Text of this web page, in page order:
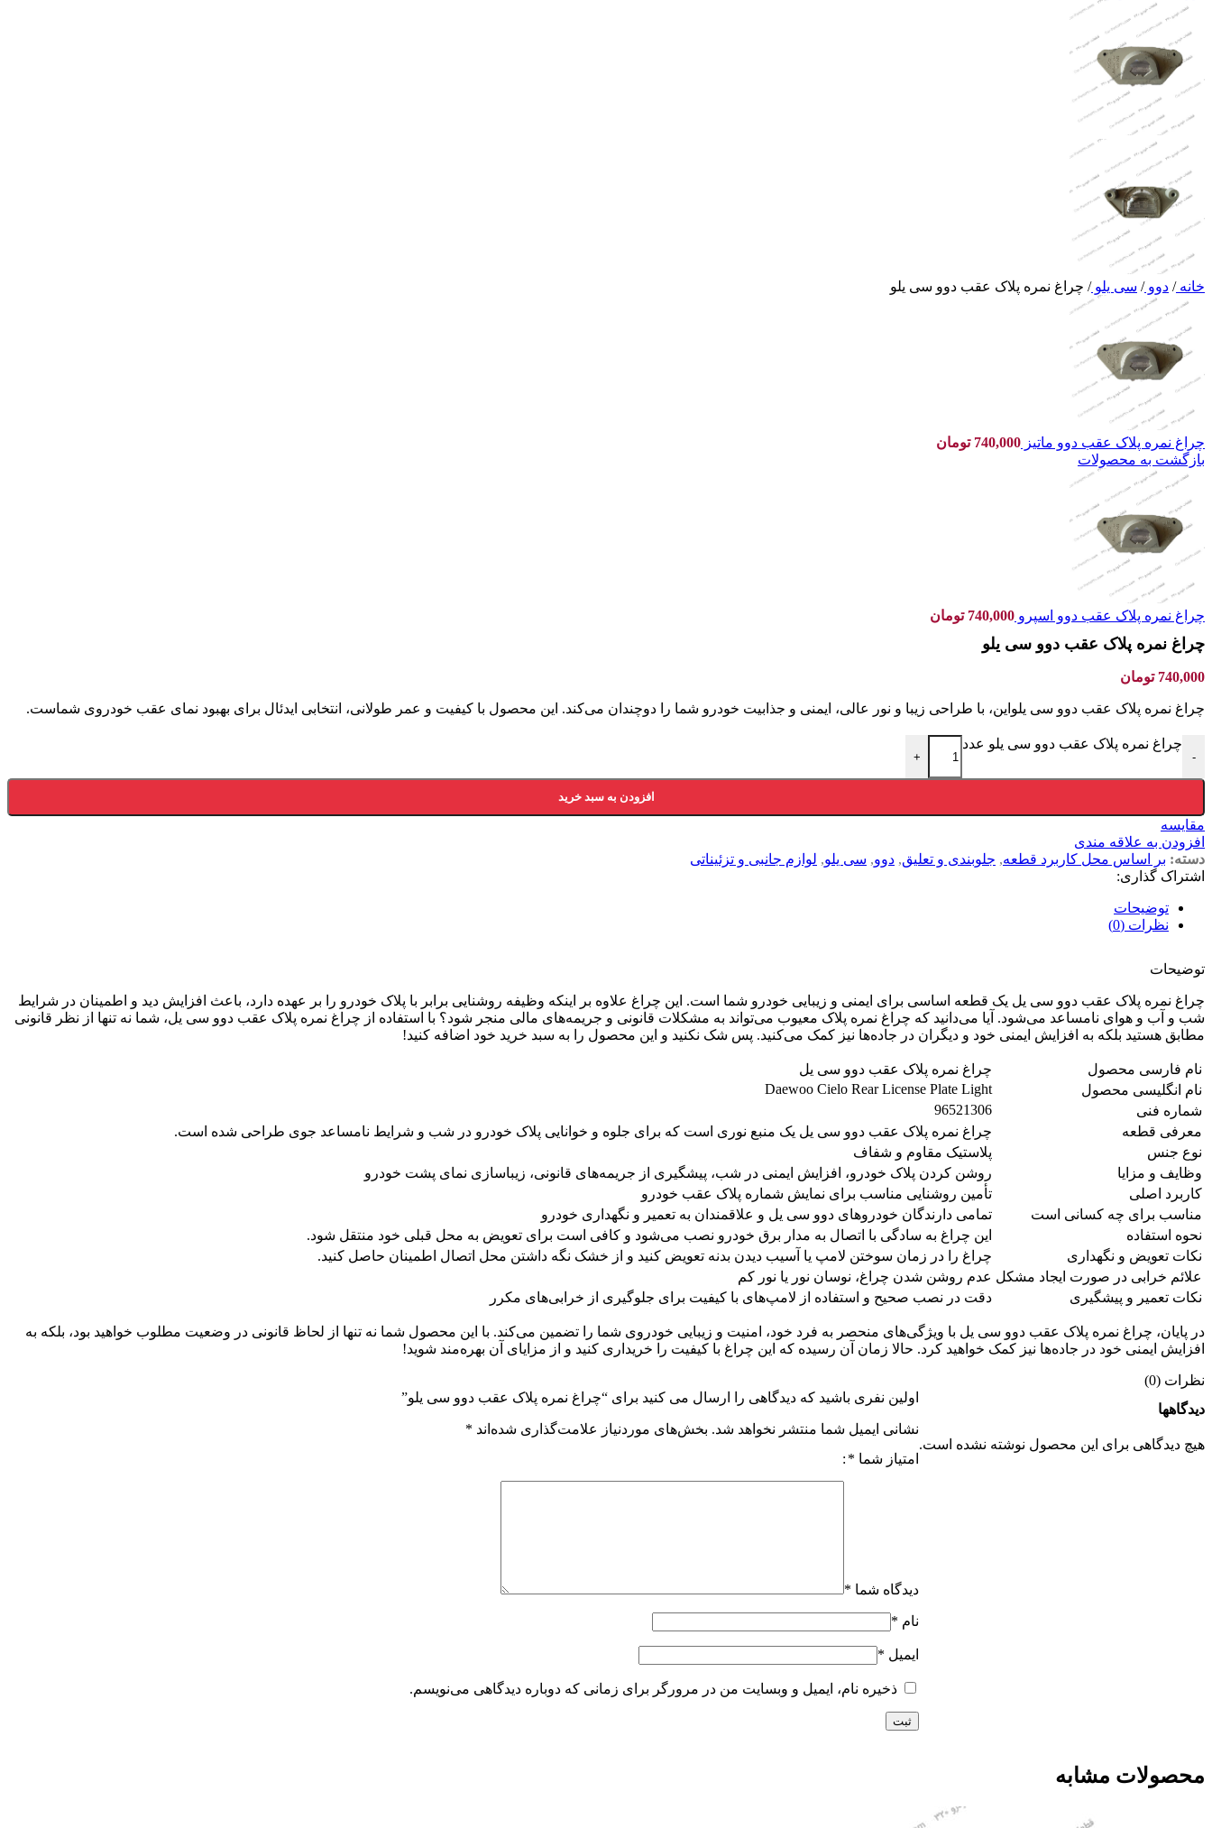
خانه/ دوو/ سی یلو/ چراغ نمره پلاک عقب دوو سی یلو
چراغ نمره پلاک عقب دوو ماتیز 740,000 تومان
بازگشت به محصولات
چراغ نمره پلاک عقب دوو اسپرو 740,000 تومان
چراغ نمره پلاک عقب دوو سی یلو
740,000 تومان
چراغ نمره پلاک عقب دوو سی یلواین، با طراحی زیبا و نور عالی، ایمنی و جذابیت خودرو شما را دوچندان می‌کند. این محصول با کیفیت و عمر طولانی، انتخابی ایدئال برای بهبود نمای عقب خودروی شماست.
-
چراغ نمره پلاک عقب دوو سی یلو عدد
+
افزودن به سبد خرید
مقایسه
افزودن به علاقه مندی
دسته: بر اساس محل کاربرد قطعه, جلوبندی و تعلیق, دوو, سی یلو, لوازم جانبی و تزئیناتی
اشتراک گذاری:
توضیحات
نظرات (0)
توضیحات
چراغ نمره پلاک عقب دوو سی یل یک قطعه اساسی برای ایمنی و زیبایی خودرو شما است. این چراغ علاوه بر اینکه وظیفه روشنایی برابر با پلاک خودرو را بر عهده دارد، باعث افزایش دید و اطمینان در شرایط
شب و آب و هوای نامساعد می‌شود. آیا می‌دانید که چراغ نمره پلاک معیوب می‌تواند به مشکلات قانونی و جریمه‌های مالی منجر شود؟ با استفاده از چراغ نمره پلاک عقب دوو سی یل، شما نه تنها از نظر قانونی
مطابق هستید بلکه به افزایش ایمنی خود و دیگران در جاده‌ها نیز کمک می‌کنید. پس شک نکنید و این محصول را به سبد خرید خود اضافه کنید!
نام فارسی محصول
چراغ نمره پلاک عقب دوو سی یل
نام انگلیسی محصول
Daewoo Cielo Rear License Plate Light
شماره فنی
96521306
معرفی قطعه
چراغ نمره پلاک عقب دوو سی یل یک منبع نوری است که برای جلوه و خوانایی پلاک خودرو در شب و شرایط نامساعد جوی طراحی شده است.
نوع جنس
پلاستیک مقاوم و شفاف
وظایف و مزایا
روشن کردن پلاک خودرو، افزایش ایمنی در شب، پیشگیری از جریمه‌های قانونی، زیباسازی نمای پشت خودرو
کاربرد اصلی
تأمین روشنایی مناسب برای نمایش شماره پلاک عقب خودرو
مناسب برای چه کسانی است
تمامی دارندگان خودروهای دوو سی یل و علاقمندان به تعمیر و نگهداری خودرو
نحوه استفاده
این چراغ به سادگی با اتصال به مدار برق خودرو نصب می‌شود و کافی است برای تعویض به محل قبلی خود منتقل شود.
نکات تعویض و نگهداری
چراغ را در زمان سوختن لامپ یا آسیب دیدن بدنه تعویض کنید و از خشک نگه داشتن محل اتصال اطمینان حاصل کنید.
علائم خرابی در صورت ایجاد مشکل عدم روشن شدن چراغ، نوسان نور یا نور کم
نکات تعمیر و پیشگیری
دقت در نصب صحیح و استفاده از لامپ‌های با کیفیت برای جلوگیری از خرابی‌های مکرر
در پایان، چراغ نمره پلاک عقب دوو سی یل با ویژگی‌های منحصر به فرد خود، امنیت و زیبایی خودروی شما را تضمین می‌کند. با این محصول شما نه تنها از لحاظ قانونی در وضعیت مطلوب خواهید بود، بلکه به
افزایش ایمنی خود در جاده‌ها نیز کمک خواهید کرد. حالا زمان آن رسیده که این چراغ با کیفیت را خریداری کنید و از مزایای آن بهره‌مند شوید!
نظرات (0)
دیدگاهها
هیچ دیدگاهی برای این محصول نوشته نشده است.
اولین نفری باشید که دیدگاهی را ارسال می کنید برای “چراغ نمره پلاک عقب دوو سی یلو”
نشانی ایمیل شما منتشر نخواهد شد. بخش‌های موردنیاز علامت‌گذاری شده‌اند *
امتیاز شما *
دیدگاه شما *
نام *
ایمیل *
ذخیره نام، ایمیل و وبسایت من در مرورگر برای زمانی که دوباره دیدگاهی می‌نویسم.
محصولات مشابه